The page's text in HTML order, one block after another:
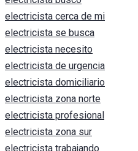
electricista cerca de mi
electricista se busca
electricista necesito
electricista de urgencia
electricista domiciliario
electricista zona norte
electricista profesional
electricista zona sur
electricista trabajando